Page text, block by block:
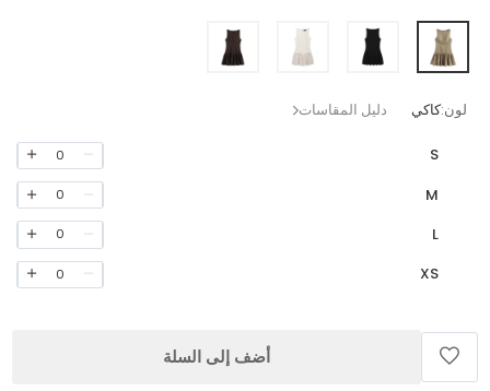
لون:كاكي دليل المقاسات
S
0
M
0
L
0
XS
0
أضف إلى السلة